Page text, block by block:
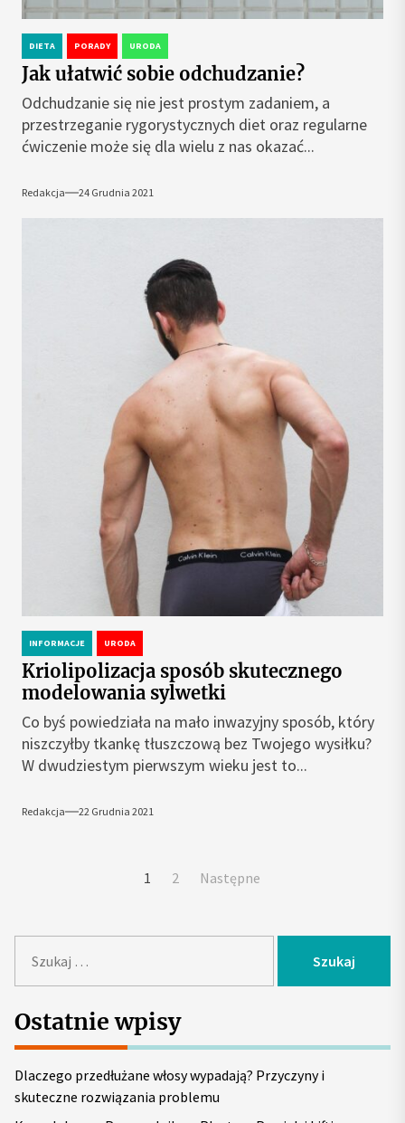
DIETA PORADY URODA
Jak ułatwić sobie odchudzanie?
Odchudzanie się nie jest prostym zadaniem, a
przestrzeganie rygorystycznych diet oraz regularne
ćwiczenie może się dla wielu z nas okazać...
Redakcja 24 Grudnia 2021
INFORMACJE URODA
Kriolipolizacja sposób skutecznego
modelowania sylwetki
Co byś powiedziała na mało inwazyjny sposób, który
niszczyłby tkankę tłuszczową bez Twojego wysiłku?
W dwudziestym pierwszym wieku jest to...
Redakcja 22 Grudnia 2021
Stronicowanie
1 2 Następne
u
k
a
j
:
Ostatnie wpisy
Dlaczego przedłużane włosy wypadają? Przyczyny i
skuteczne rozwiązania problemu